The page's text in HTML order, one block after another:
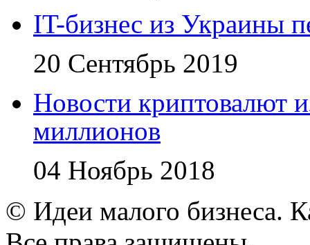
IT-бизнес из Украины
20 Сентябрь 2019
Новости криптовалют
миллионов
04 Ноябрь 2018
© Идеи малого бизнеса.